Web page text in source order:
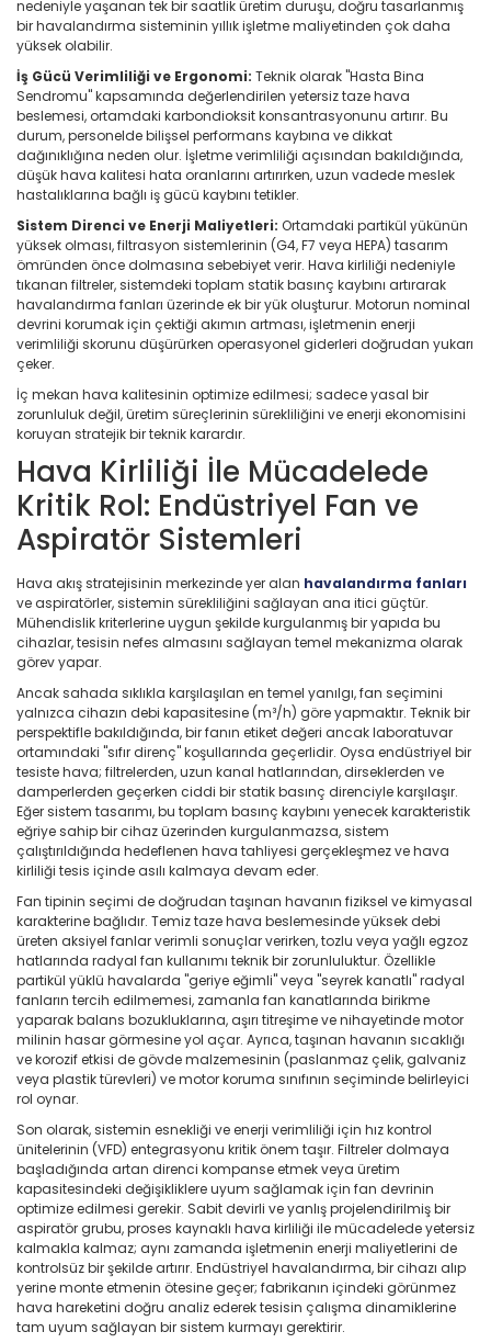
nedeniyle yaşanan tek bir saatlik üretim duruşu, doğru tasarlanmış
bir havalandırma sisteminin yıllık işletme maliyetinden çok daha
yüksek olabilir.
İş Gücü Verimliliği ve Ergonomi: Teknik olarak "Hasta Bina
Sendromu" kapsamında değerlendirilen yetersiz taze hava
beslemesi, ortamdaki karbondioksit konsantrasyonunu artırır. Bu
durum, personelde bilişsel performans kaybına ve dikkat
dağınıklığına neden olur. İşletme verimliliği açısından bakıldığında,
düşük hava kalitesi hata oranlarını artırırken, uzun vadede meslek
hastalıklarına bağlı iş gücü kaybını tetikler.
Sistem Direnci ve Enerji Maliyetleri: Ortamdaki partikül yükünün
yüksek olması, filtrasyon sistemlerinin (G4, F7 veya HEPA) tasarım
ömründen önce dolmasına sebebiyet verir. Hava kirliliği nedeniyle
tıkanan filtreler, sistemdeki toplam statik basınç kaybını artırarak
havalandırma fanları üzerinde ek bir yük oluşturur. Motorun nominal
devrini korumak için çektiği akımın artması, işletmenin enerji
verimliliği skorunu düşürürken operasyonel giderleri doğrudan yukarı
çeker.
İç mekan hava kalitesinin optimize edilmesi; sadece yasal bir
zorunluluk değil, üretim süreçlerinin sürekliliğini ve enerji ekonomisini
koruyan stratejik bir teknik karardır.
Hava Kirliliği İle Mücadelede
Kritik Rol: Endüstriyel Fan ve
Aspiratör Sistemleri
Hava akış stratejisinin merkezinde yer alan havalandırma fanları
ve aspiratörler, sistemin sürekliliğini sağlayan ana itici güçtür.
Mühendislik kriterlerine uygun şekilde kurgulanmış bir yapıda bu
cihazlar, tesisin nefes almasını sağlayan temel mekanizma olarak
görev yapar.
Ancak sahada sıklıkla karşılaşılan en temel yanılgı, fan seçimini
yalnızca cihazın debi kapasitesine (m³/h) göre yapmaktır. Teknik bir
perspektifle bakıldığında, bir fanın etiket değeri ancak laboratuvar
ortamındaki "sıfır direnç" koşullarında geçerlidir. Oysa endüstriyel bir
tesiste hava; filtrelerden, uzun kanal hatlarından, dirseklerden ve
damperlerden geçerken ciddi bir statik basınç direnciyle karşılaşır.
Eğer sistem tasarımı, bu toplam basınç kaybını yenecek karakteristik
eğriye sahip bir cihaz üzerinden kurgulanmazsa, sistem
çalıştırıldığında hedeflenen hava tahliyesi gerçekleşmez ve hava
kirliliği tesis içinde asılı kalmaya devam eder.
Fan tipinin seçimi de doğrudan taşınan havanın fiziksel ve kimyasal
karakterine bağlıdır. Temiz taze hava beslemesinde yüksek debi
üreten aksiyel fanlar verimli sonuçlar verirken, tozlu veya yağlı egzoz
hatlarında radyal fan kullanımı teknik bir zorunluluktur. Özellikle
partikül yüklü havalarda "geriye eğimli" veya "seyrek kanatlı" radyal
fanların tercih edilmemesi, zamanla fan kanatlarında birikme
yaparak balans bozukluklarına, aşırı titreşime ve nihayetinde motor
milinin hasar görmesine yol açar. Ayrıca, taşınan havanın sıcaklığı
ve korozif etkisi de gövde malzemesinin (paslanmaz çelik, galvaniz
veya plastik türevleri) ve motor koruma sınıfının seçiminde belirleyici
rol oynar.
Son olarak, sistemin esnekliği ve enerji verimliliği için hız kontrol
ünitelerinin (VFD) entegrasyonu kritik önem taşır. Filtreler dolmaya
başladığında artan direnci kompanse etmek veya üretim
kapasitesindeki değişikliklere uyum sağlamak için fan devrinin
optimize edilmesi gerekir. Sabit devirli ve yanlış projelendirilmiş bir
aspiratör grubu, proses kaynaklı hava kirliliği ile mücadelede yetersiz
kalmakla kalmaz; aynı zamanda işletmenin enerji maliyetlerini de
kontrolsüz bir şekilde artırır. Endüstriyel havalandırma, bir cihazı alıp
yerine monte etmenin ötesine geçer; fabrikanın içindeki görünmez
hava hareketini doğru analiz ederek tesisin çalışma dinamiklerine
tam uyum sağlayan bir sistem kurmayı gerektirir.